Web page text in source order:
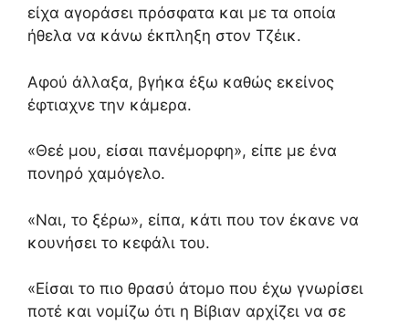
είχα αγοράσει πρόσφατα και με τα οποία
ήθελα να κάνω έκπληξη στον Τζέικ.
Αφού άλλαξα, βγήκα έξω καθώς εκείνος
έφτιαχνε την κάμερα.
«Θεέ μου, είσαι πανέμορφη», είπε με ένα
πονηρό χαμόγελο.
«Ναι, το ξέρω», είπα, κάτι που τον έκανε να
κουνήσει το κεφάλι του.
«Είσαι το πιο θρασύ άτομο που έχω γνωρίσει
ποτέ και νομίζω ότι η Βίβιαν αρχίζει να σε